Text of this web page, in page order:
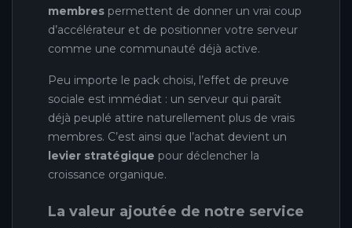
membres permettent de donner un vrai coup
d’accélérateur et de positionner votre serveur
comme une communauté déjà active.
Peu importe le pack choisi, l’effet de preuve
sociale est immédiat : un serveur qui paraît
déjà peuplé attire naturellement plus de vrais
membres. C’est ainsi que l’achat devient un
levier stratégique pour déclencher la
croissance organique.
La valeur ajoutée de notre service